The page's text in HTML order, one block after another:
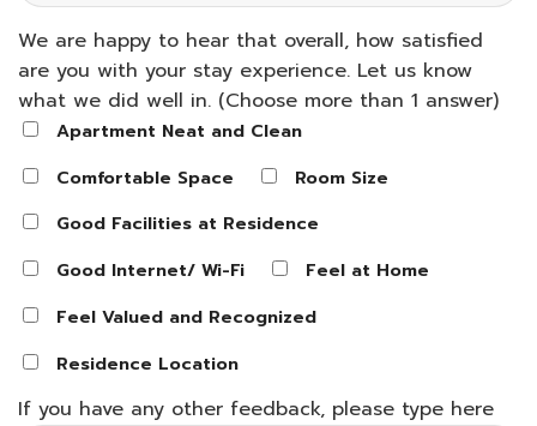
We are happy to hear that overall, how satisfied
are you with your stay experience. Let us know
what we did well in. (Choose more than 1 answer)
Apartment Neat and Clean
Comfortable Space
Room Size
Good Facilities at Residence
Good Internet/ Wi-Fi
Feel at Home
Feel Valued and Recognized
Residence Location
If you have any other feedback, please type here